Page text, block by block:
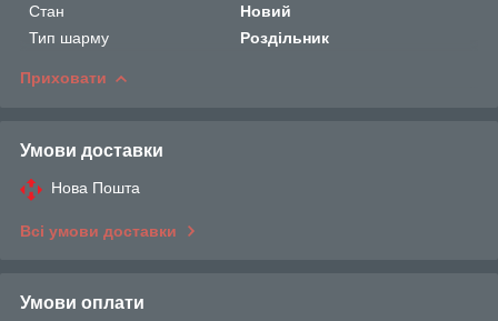
Стан
Новий
Тип шарму
Роздільник
Приховати
Умови доставки
Нова Пошта
Всі умови доставки
Умови оплати